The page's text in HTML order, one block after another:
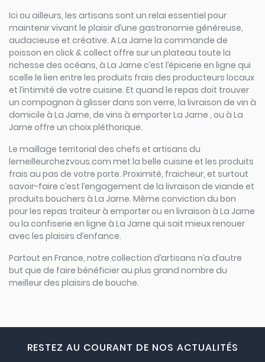
Ici ou ailleurs, les artisans sont un relai essentiel pour
maintenir vivant le plaisir d’une gastronomie généreuse,
audacieuse et créative. A La Jarne la commande de
poisson en click & collect offre sur un plateau toute la
richesse des océans, à La Jarne c’est l’épicerie en ligne qui
scelle le lien entre les produits frais des producteurs locaux
et l’intimité de votre cuisine. Et quand le repas doit trouver
un compagnon à glisser dans son verre, la livraison de vin à
domicile à La Jarne, de vins à emporter La Jarne , ou à La
Jarne offre un choix pléthorique.
Le maillage territorial des chefs et artisans du
lemeilleurchezvous.com met la belle cuisine et les produits
frais au pas de votre porte. Proximité, fraicheur, et surtout
savoir-faire c’est l’engagement de la livraison de viande et
produits bouchers à La Jarne. Même conviction du bon
pour les repas traiteur à emporter ou en livraison à La Jarne
ou la confiserie en ligne à La Jarne qui sait mieux renouer
avec les plaisirs d’enfance.
Partout en France, notre collection d’artisans n’a d’autre
but que de faire bénéficier au plus grand nombre du
meilleur des plaisirs de bouche.
RESTEZ AU COURANT DE NOS ACTUALITÉS